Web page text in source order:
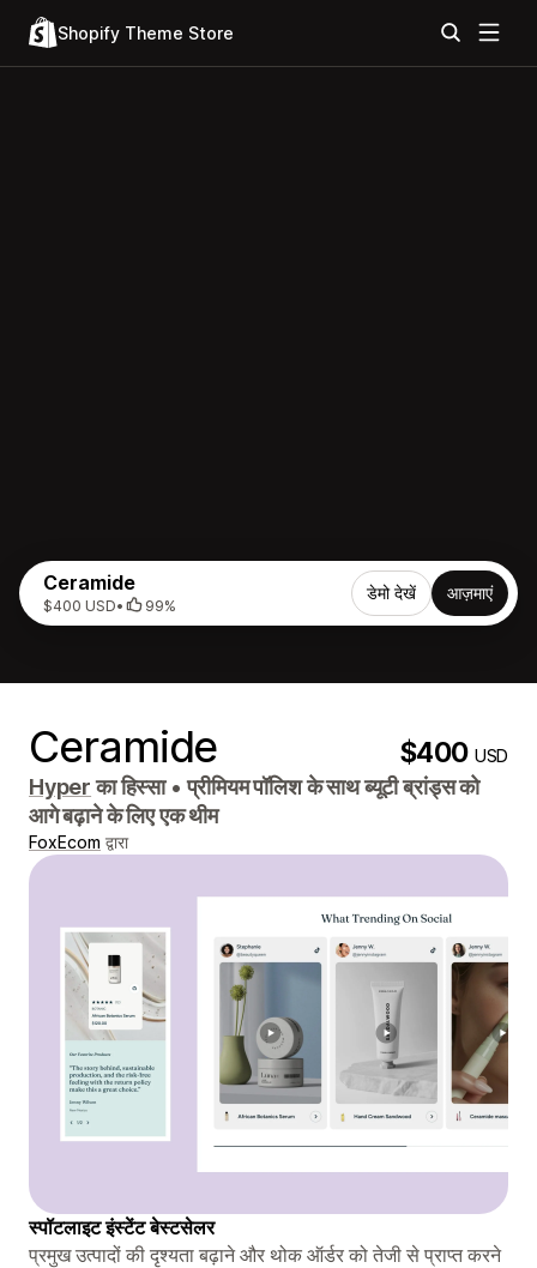
Shopify Theme Store
Ceramide
$400 USD• 99%
डेमो देखें आज़माएं
Ceramide $400USD
Hyperका हिस्सा • प्रीमियम पॉलिश के साथ ब्यूटी ब्रांड्स को
आगे बढ़ाने के लिए एक थीम
FoxEcom द्वारा
स्पॉटलाइट इंस्टेंट बेस्टसेलर
प्रमुख उत्पादों की दृश्यता बढ़ाने और थोक ऑर्डर को तेजी से प्राप्त करने